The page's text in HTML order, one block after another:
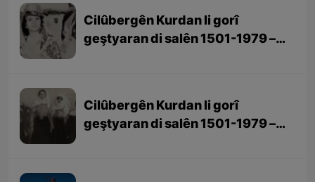
Cilûbergên Kurdan li gorî
geştyaran di salên 1501-1979 –
Cilûbergên Kurdan li gorî
geştyaran di salên 1501-1979 –